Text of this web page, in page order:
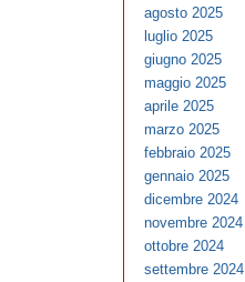
agosto 2025
luglio 2025
giugno 2025
maggio 2025
aprile 2025
marzo 2025
febbraio 2025
gennaio 2025
dicembre 2024
novembre 2024
ottobre 2024
settembre 2024